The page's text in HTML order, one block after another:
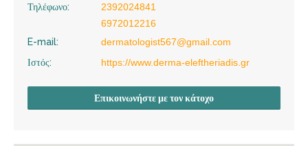
Τηλέφωνο:
2392024841
6972012216
E-mail:
dermatologist567@gmail.com
Ιστός:
https://www.derma-eleftheriadis.gr
Επικοινωνήστε με τον κάτοχο